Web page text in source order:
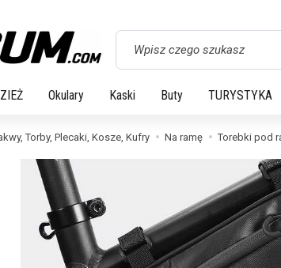
Wyszukaj
Okulary Kaski Buty TURYSTYKA
Torby, Plecaki, Kosze, Kufry Na ramę Torebki pod